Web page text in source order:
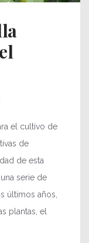
el cultivo de
de
de esta
serie de
últimos años,
plantas, el